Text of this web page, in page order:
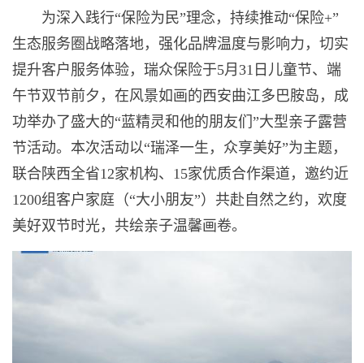
为深入践行“保险为民”理念，持续推动“保险+”
生态服务圈战略落地，强化品牌温度与影响力，切实
提升客户服务体验，瑞众保险于5月31日儿童节、端
午节双节前夕，在风景如画的西安曲江多巴胺岛，成
功举办了盛大的“蓝精灵和他的朋友们”大型亲子露营
节活动。本次活动以“瑞泽一生，众享美好”为主题，
联合陕西全省12家机构、15家优质合作渠道，邀约近
1200组客户家庭（“大小朋友”）共赴自然之约，欢度
美好双节时光，共绘亲子温馨画卷。